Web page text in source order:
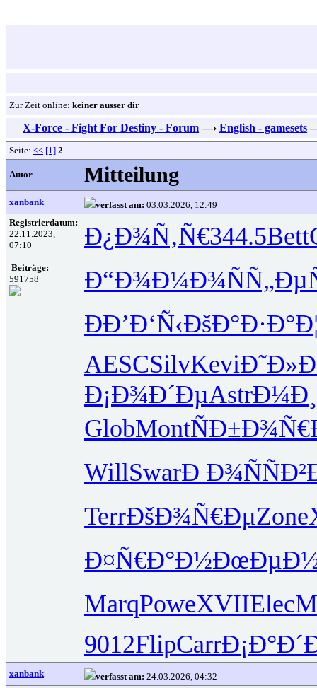
Zur Zeit online: keiner ausser dir
X-Force - Fight For Destiny - Forum —› English - gamesets
Seite: << [1] 2
Autor Mitteilung
xanbank verfasst am: 03.03.2026, 12:49
Registrierdatum:
22.11.2023,
07:10
Beiträge:
591758
Ð¿Ð¾Ñ‚Ñ€344.5Bett
Ð“Ð¾Ð¼Ð¾
ÐÐ’Ð‘Ñ‹ÐšÐ°Ð·Ð°
AESCSilvKevi
Ð¡Ð¾Ð´ÐµAstr
GlobMontÑÐ±Ð¾Ñ€
WillSwarÐ Ð¾ÑÑ
TerrÐšÐ¾Ñ€ÐµZone
Ð¤Ñ€Ð°Ð½
MarqPoweXVIIElec
9012FlipCarr
xanbank verfasst am: 24.03.2026, 04:32